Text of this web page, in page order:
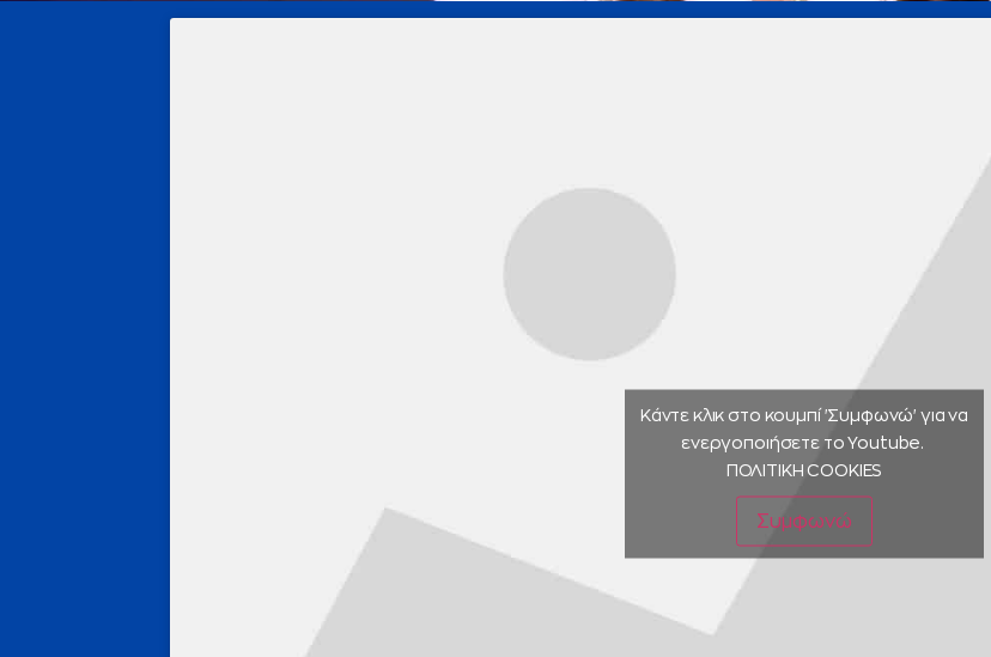
Κάντε κλικ στο κουμπί 'Συμφωνώ' για να
ενεργοποιήσετε το Youtube.
ΠΟΛΙΤΙΚΗ COOKIES
Συμφωνώ